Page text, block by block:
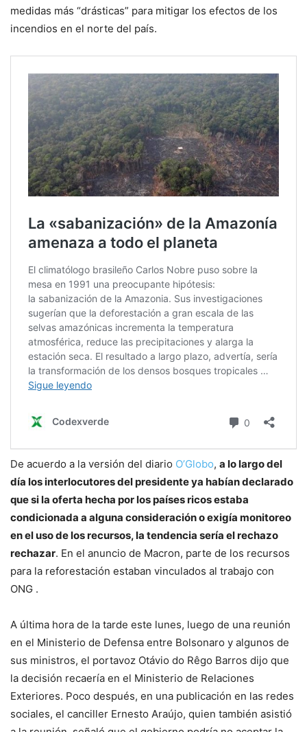
medidas más “drásticas” para mitigar los efectos de los
incendios en el norte del país.
De acuerdo a la versión del diario O’Globo, a lo largo del
día los interlocutores del presidente ya habían declarado
que si la oferta hecha por los países ricos estaba
condicionada a alguna consideración o exigía monitoreo
en el uso de los recursos, la tendencia sería el rechazo
rechazar. En el anuncio de Macron, parte de los recursos
para la reforestación estaban vinculados al trabajo con
ONG .
A última hora de la tarde este lunes, luego de una reunión
en el Ministerio de Defensa entre Bolsonaro y algunos de
sus ministros, el portavoz Otávio do Rêgo Barros dijo que
la decisión recaería en el Ministerio de Relaciones
Exteriores. Poco después, en una publicación en las redes
sociales, el canciller Ernesto Araújo, quien también asistió